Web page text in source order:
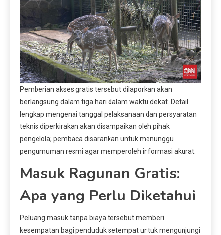
Pemberian akses gratis tersebut dilaporkan akan
berlangsung dalam tiga hari dalam waktu dekat. Detail
lengkap mengenai tanggal pelaksanaan dan persyaratan
teknis diperkirakan akan disampaikan oleh pihak
pengelola; pembaca disarankan untuk menunggu
pengumuman resmi agar memperoleh informasi akurat.
Masuk Ragunan Gratis:
Apa yang Perlu Diketahui
Peluang masuk tanpa biaya tersebut memberi
kesempatan bagi penduduk setempat untuk mengunjungi